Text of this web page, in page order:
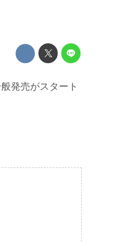
発売がスタート